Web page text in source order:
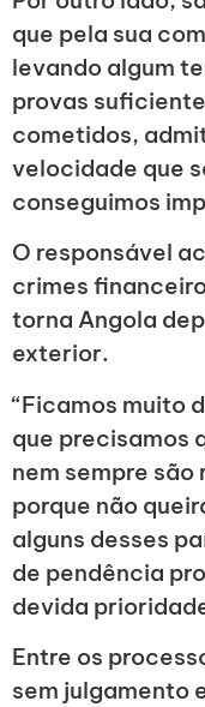
que pela sua
levando algum
provas
cometidos,
velocidade que
conseguimos
O responsável
crimes
torna Angola
exterior.
“Ficamos muito
que precisamos
nem sempre
porque não
alguns desses
de pendência
devida
Entre os
sem julgamento